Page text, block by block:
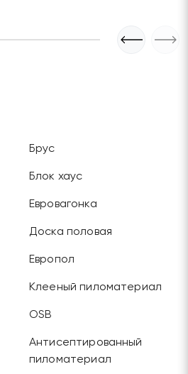
Брус
Блок хаус
Евровагонка
Доска половая
Европол
Клееный пиломатериал
OSB
Антисептированный
пиломатериал